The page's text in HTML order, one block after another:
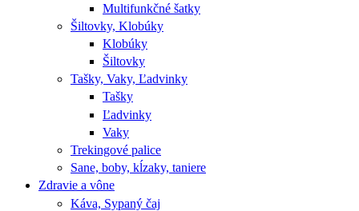
Multifunkčné šatky
Šiltovky, Klobúky
Klobúky
Šiltovky
Tašky, Vaky, Ľadvinky
Tašky
Ľadvinky
Vaky
Trekingové palice
Sane, boby, kĺzaky, taniere
Zdravie a vône
Káva, Sypaný čaj